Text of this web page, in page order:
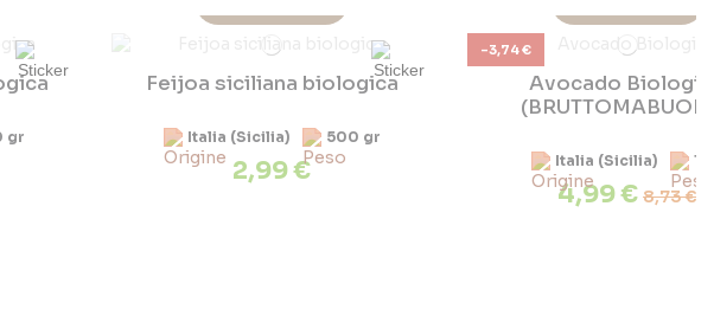
gr
Feijoa siciliana biologica
Italia (Sicilia) 500 gr
2,99 €
-3,74 €
Avocado
Italia (Sicilia) 1
4,99 € 8,73 €